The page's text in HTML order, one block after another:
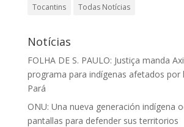
Tocantins
Todas Notícias
Notícias
FOLHA DE S. PAULO: Justiça manda
programa para indígenas afetados por
Pará
ONU: Una nueva generación indígena
pantallas para defender sus territorios